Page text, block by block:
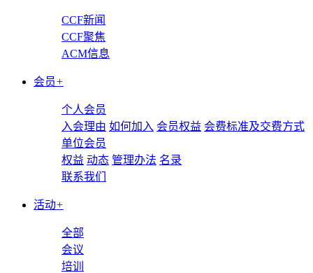
CCF新闻
CCF聚焦
ACM信息
会员+
个人会员
入会理由 如何加入 会员权益 会费标准及交费方式
单位会员
权益 动态 管理办法 名录
联系我们
活动+
全部
会议
培训